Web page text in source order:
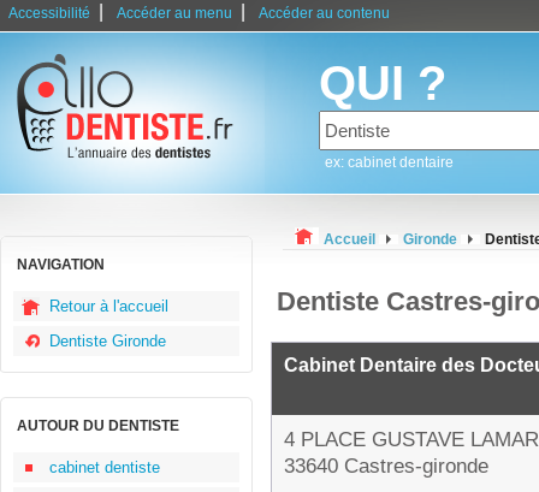
Accessibilité Accéder au menu Accéder au contenu
QUI ?
ex: cabinet dentaire
NAVIGATION
Retour à l'accueil
Dentiste Gironde
AUTOUR DU DENTISTE
cabinet dentiste
Accueil Gironde
Dentiste Castres-
Cabinet Dentaire des
4 PLACE GUSTAVE
33640 Castres-gironde